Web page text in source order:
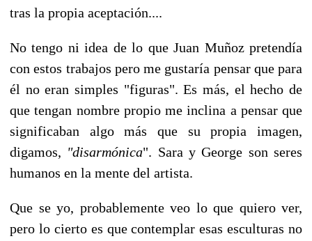
tras la propia aceptación....
No tengo ni idea de lo que Juan Muñoz pretendía
con estos trabajos pero me gustaría pensar que para
él no eran simples "figuras". Es más, el hecho de
que tengan nombre propio me inclina a pensar que
significaban algo más que su propia imagen,
digamos, "disarmónica". Sara y George son seres
humanos en la mente del artista.
Que se yo, probablemente veo lo que quiero ver,
pero lo cierto es que contemplar esas esculturas no